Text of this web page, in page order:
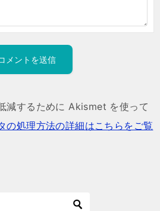
減するために Akismet を使って
の処理方法の詳細はこちらをご覧